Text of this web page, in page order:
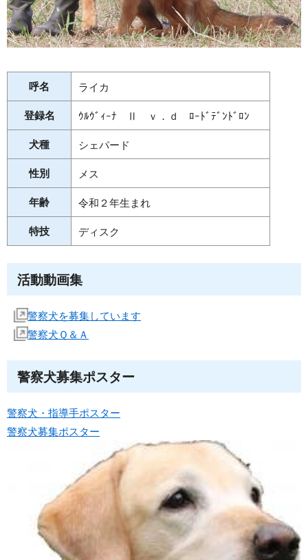
呼名 ライカ
登録名 ｳﾙｳﾞｨｰﾅ Ⅱ ｖ．ｄ ﾛｰﾄﾞﾃﾞﾝﾄﾞﾛﾝ
犬種 シェパード
性別 メス
年齢 令和２年生まれ
特技 ディスク
活動動画集
警察犬を募集しています
警察犬Ｑ＆Ａ
警察犬募集ポスター
警察犬・指導手ポスター
警察犬募集ポスター